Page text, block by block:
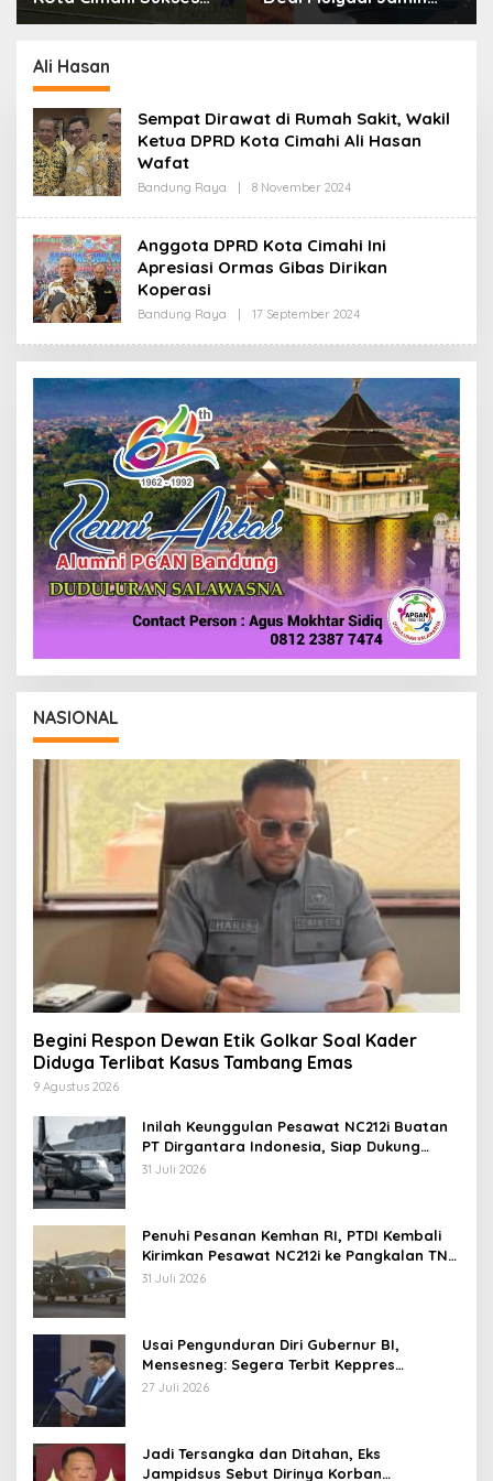
Gelar Piala Soeratin
Biaya RS Korban
Ali Hasan
Sempat Dirawat di Rumah Sakit, Wakil
Ketua DPRD Kota Cimahi Ali Hasan
Wafat
Bandung Raya 8 November 2024
E
R
E
K
I
Anggota DPRD Kota Cimahi Ini
Apresiasi Ormas Gibas Dirikan
Koperasi
Bandung Raya 17 September 2024
E
H
R
E
D
A
I
NASIONAL
Begini Respon Dewan Etik Golkar Soal Kader
Diduga Terlibat Kasus Tambang Emas
9 Agustus 2026
Inilah Keunggulan Pesawat NC212i Buatan
PT Dirgantara Indonesia, Siap Dukung
Berbagai Operasi TNI
31 Juli 2026
Penuhi Pesanan Kemhan RI, PTDI Kembali
Kirimkan Pesawat NC212i ke Pangkalan TNI
AU
31 Juli 2026
Usai Pengunduran Diri Gubernur BI,
Mensesneg: Segera Terbit Keppres
Pemberhentian dengan Hormat
27 Juli 2026
Jadi Tersangka dan Ditahan, Eks
Jampidsus Sebut Dirinya Korban